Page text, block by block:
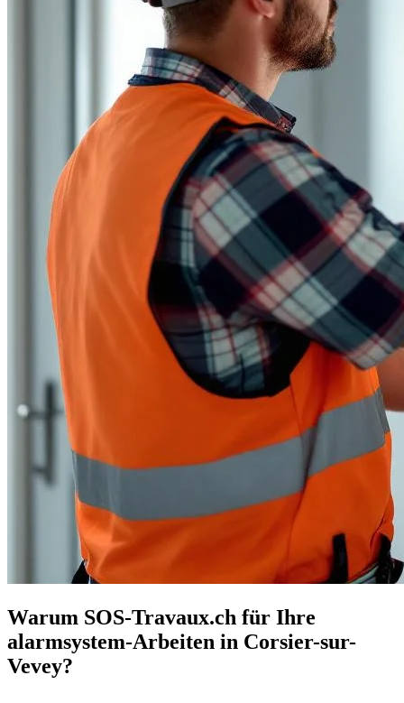
Warum SOS-Travaux.ch für Ihre
alarmsystem-Arbeiten in Corsier-sur-
Vevey?